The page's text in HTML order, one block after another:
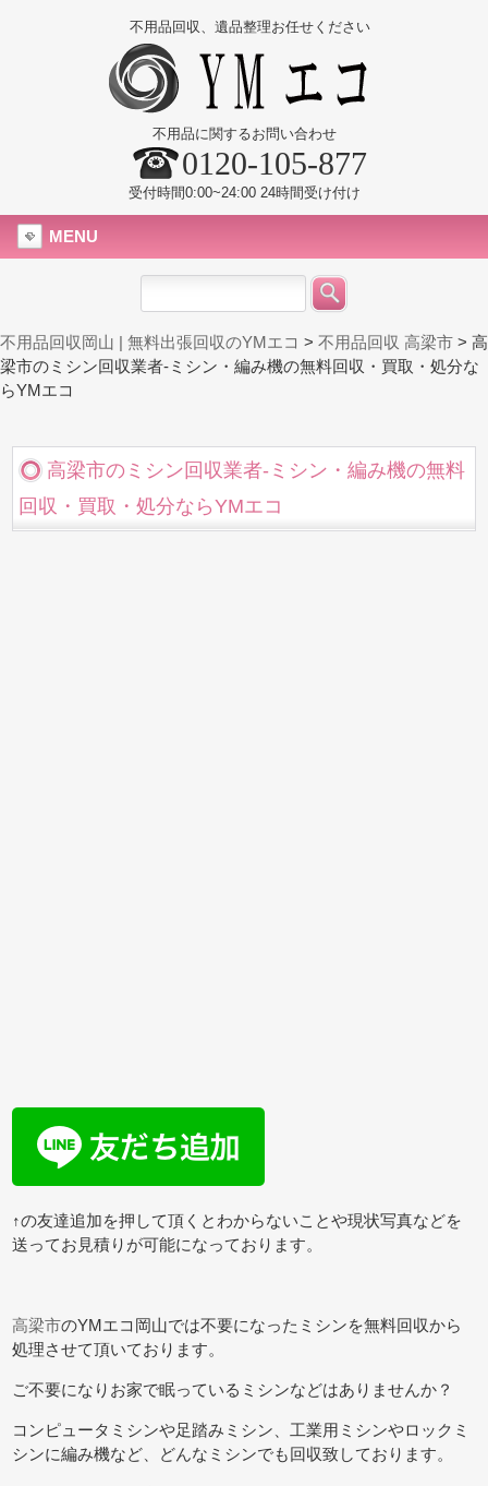
不用品回収、遺品整理お任せください
不用品に関するお問い合わせ
0120-105-877
受付時間0:00~24:00 24時間受け付け
MENU
不用品回収岡山 | 無料出張回収のYMエコ > 不用品回収 高梁市 > 高
梁市のミシン回収業者-ミシン・編み機の無料回収・買取・処分な
らYMエコ
高梁市のミシン回収業者-ミシン・編み機の無料
回収・買取・処分ならYMエコ
↑の友達追加を押して頂くとわからないことや現状写真などを
送ってお見積りが可能になっております。
高梁市のYMエコ岡山では不要になったミシンを無料回収から
処理させて頂いております。
ご不要になりお家で眠っているミシンなどはありませんか？
コンピュータミシンや足踏みミシン、工業用ミシンやロックミ
シンに編み機など、どんなミシンでも回収致しております。